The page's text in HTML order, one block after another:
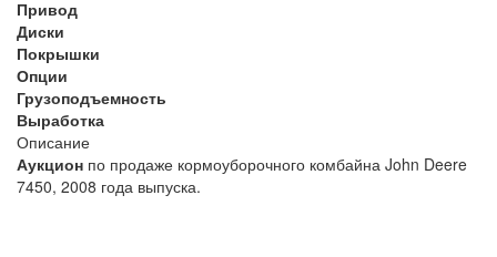
Привод
Диски
Покрышки
Опции
Грузоподъемность
Выработка
Описание
Аукцион по продаже кормоуборочного комбайна John Deere
7450, 2008 года выпуска.